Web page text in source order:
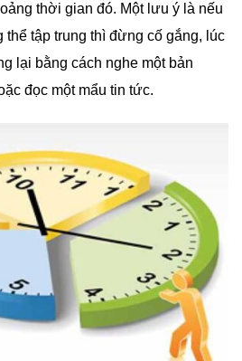
thời gian đó. Một lưu ý là nếu
thể tập trung thì đừng cố gắng, lúc
lại bằng cách nghe một bản
đọc một mẩu tin tức.